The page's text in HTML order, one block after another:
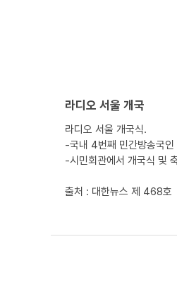
라디오 서울 개국
라디오 서울 개국식.
-국내 4번째 민간방송국
-시민회관에서 개국식 및
출처 : 대한뉴스 제 468호